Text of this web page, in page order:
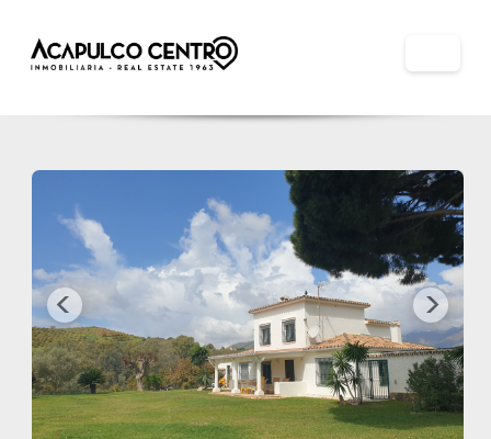
Previous Next